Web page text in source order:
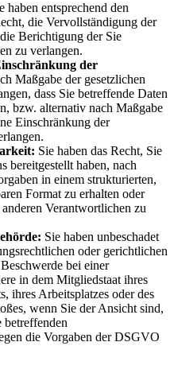
haben entsprechend den
die Vervollständigung der
Berichtigung der Sie
zu verlangen.
der
Maßgabe der gesetzlichen
dass Sie betreffende Daten
bzw. alternativ nach Maßgabe
Einschränkung der
Sie haben das Recht, Sie
bereitgestellt haben, nach
in einem strukturierten,
Format zu erhalten oder
Verantwortlichen zu
Sie haben unbeschadet
oder gerichtlichen
bei einer
in dem Mitgliedstaat ihres
ihres Arbeitsplatzes oder des
wenn Sie der Ansicht sind,
betreffenden
die Vorgaben der DSGVO